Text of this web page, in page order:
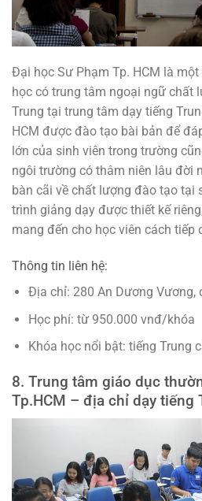
Đại học Sư Phạm Tp. HCM là
học có trung tâm ngoại ngữ chất
Trung tại trung tâm dạy tiếng
HCM được đào tạo bài bản để
lớn của sinh viên trong trường
ngôi trường có thâm niên lâu đời
bàn cãi về chất lượng đào tạo tại
trình giảng dạy được thiết kế
mang đến cho học viên cách tiếp
Thông tin liên hệ:
Địa chỉ: 280 An Dương Vương,
Học phí: từ 950.000 vnđ/khóa
Khóa học nổi bật: tiếng Trung
8. Trung tâm giáo dục
Tp.HCM – địa chỉ dạy tiếng